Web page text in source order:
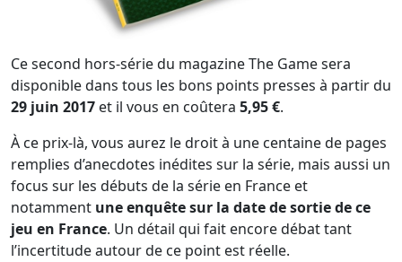
Ce second hors-série du magazine The Game sera
disponible dans tous les bons points presses à partir du
29 juin 2017 et il vous en coûtera 5,95 €.
À ce prix-là, vous aurez le droit à une centaine de pages
remplies d’anecdotes inédites sur la série, mais aussi un
focus sur les débuts de la série en France et
notamment une enquête sur la date de sortie de ce
jeu en France. Un détail qui fait encore débat tant
l’incertitude autour de ce point est réelle.